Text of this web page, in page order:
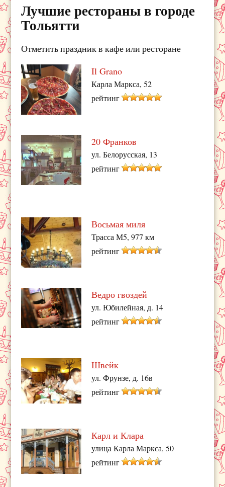
Лучшие рестораны в городе
Тольятти
Отметить праздник в кафе или ресторане
Il Grano
Карла Маркса, 52
рейтинг
20 Франков
ул. Белорусская, 13
рейтинг
Восьмая миля
Трасса М5, 977 км
рейтинг
Ведро гвоздей
ул. Юбилейная, д. 14
рейтинг
Швейк
ул. Фрунзе, д. 16в
рейтинг
Карл и Клара
улица Карла Маркса, 50
рейтинг